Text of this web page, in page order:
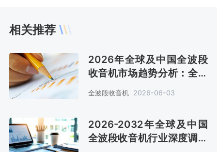
相关推荐
2026年全球及中国全波段
收音机市场趋势分析：全球
预计销售金额7.9亿美元[图]
全波段收音机 2026-06-03
2026-2032年全球及中国
全波段收音机行业深度调查